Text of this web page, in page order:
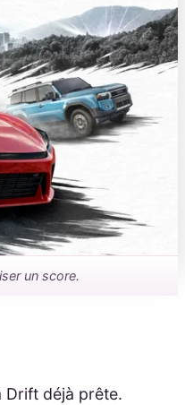
un score.
Drift déjà prête.